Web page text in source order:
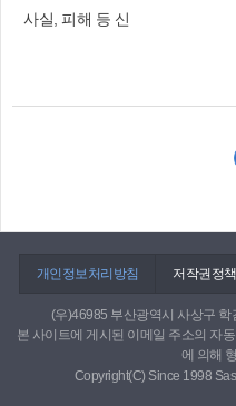
정 10세대를
개인정보처리방침 저작권정책
(우)46985 부산광역시 사상구
본 사이트에 게시된 이메일 주소의 자
에 의해
Copyright(C) Since 1998